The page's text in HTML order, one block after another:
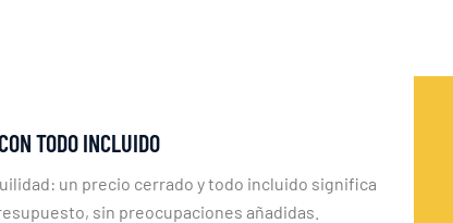
TODO INCLUIDO
un precio cerrado y todo incluido significa
sin preocupaciones añadidas.